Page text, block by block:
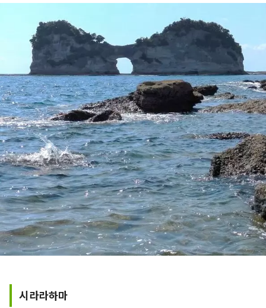
시라라하마